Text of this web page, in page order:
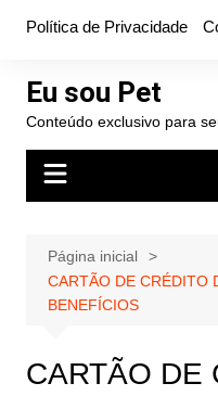
conteúdo
Política de Privacidade
Eu sou Pet
Conteúdo exclusivo para
Página inicial
CARTÃO DE CRÉDITO
BENEFÍCIOS
CARTÃO DE